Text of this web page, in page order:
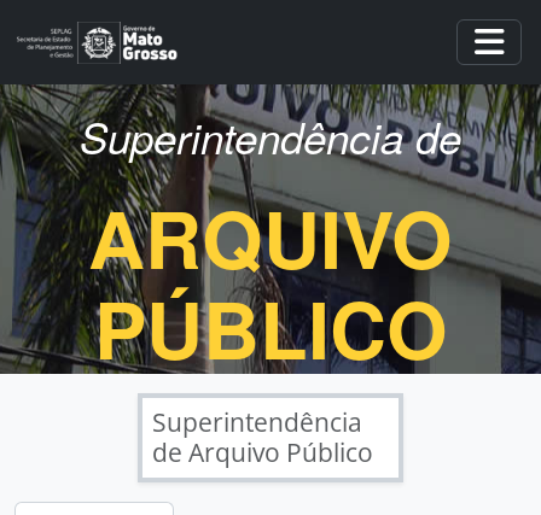
Skip to main content
Superintendência de
ARQUIVO
PÚBLICO
Superintendência
de Arquivo Público